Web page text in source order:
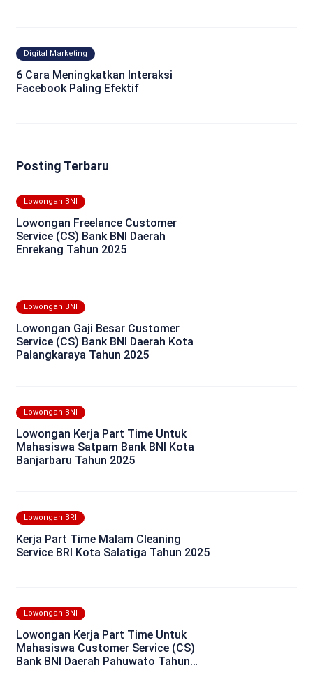
Digital Marketing
6 Cara Meningkatkan Interaksi
Facebook Paling Efektif
Posting Terbaru
Lowongan BNI
Lowongan Freelance Customer
Service (CS) Bank BNI Daerah
Enrekang Tahun 2025
Lowongan BNI
Lowongan Gaji Besar Customer
Service (CS) Bank BNI Daerah Kota
Palangkaraya Tahun 2025
Lowongan BNI
Lowongan Kerja Part Time Untuk
Mahasiswa Satpam Bank BNI Kota
Banjarbaru Tahun 2025
Lowongan BRI
Kerja Part Time Malam Cleaning
Service BRI Kota Salatiga Tahun 2025
Lowongan BNI
Lowongan Kerja Part Time Untuk
Mahasiswa Customer Service (CS)
Bank BNI Daerah Pahuwato Tahun